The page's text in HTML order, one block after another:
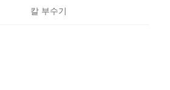
칼 부수기